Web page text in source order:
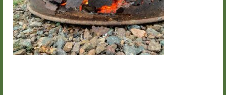
Livre d’or
Contact